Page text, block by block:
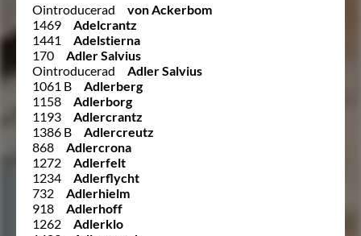
Ointroducerad
von Ackerbom
1469
Adelcrantz
1441
Adelstierna
170
Adler Salvius
Ointroducerad
Adler Salvius
1061 B
Adlerberg
1158
Adlerborg
1193
Adlercrantz
1386 B
Adlercreutz
868
Adlercrona
1272
Adlerfelt
1234
Adlerflycht
732
Adlerhielm
918
Adlerhoff
1262
Adlerklo